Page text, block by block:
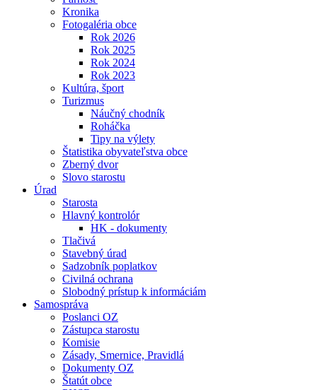
Kronika
Fotogaléria obce
Rok 2026
Rok 2025
Rok 2024
Rok 2023
Kultúra, šport
Turizmus
Náučný chodník
Roháčka
Tipy na výlety
Štatistika obyvateľstva obce
Zberný dvor
Slovo starostu
Úrad
Starosta
Hlavný kontrolór
HK - dokumenty
Tlačivá
Stavebný úrad
Sadzobník poplatkov
Civilná ochrana
Slobodný prístup k informáciám
Samospráva
Poslanci OZ
Zástupca starostu
Komisie
Zásady, Smernice, Pravidlá
Dokumenty OZ
Štatút obce